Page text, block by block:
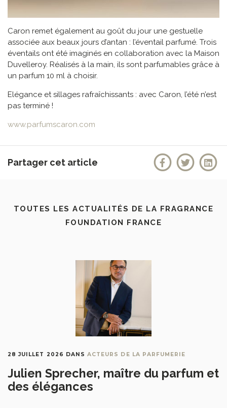
Caron remet également au goût du jour une gestuelle
associée aux beaux jours d’antan : l’éventail parfumé. Trois
éventails ont été imaginés en collaboration avec la Maison
Duvelleroy. Réalisés à la main, ils sont parfumables grâce à
un parfum 10 ml à choisir.
Elégance et sillages rafraîchissants : avec Caron, l’été n’est
pas terminé !
www.parfumscaron.com
Partager cet article
TOUTES LES ACTUALITÉS DE LA FRAGRANCE
FOUNDATION FRANCE
28 JUILLET 2026 DANSACTEURS DE LA PARFUMERIE
Julien Sprecher, maître du parfum et
des élégances